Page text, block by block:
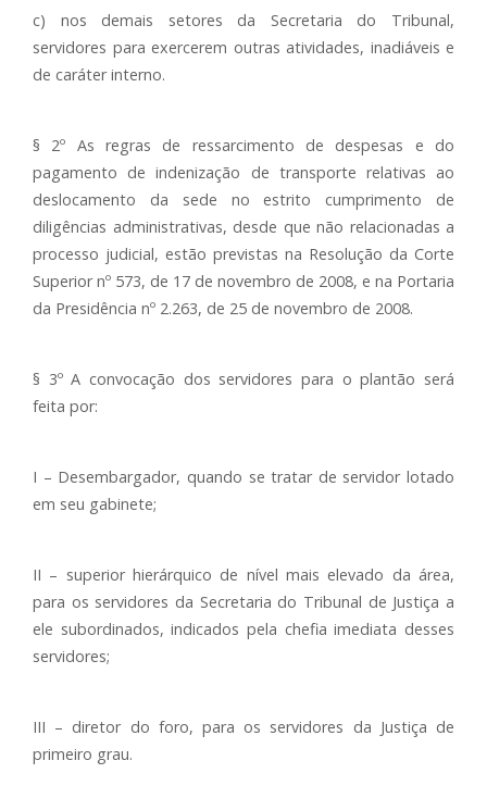
c) nos demais setores da Secretaria do Tribunal,
servidores para exercerem outras atividades, inadiáveis e
de caráter interno.
§ 2º As regras de ressarcimento de despesas e do
pagamento de indenização de transporte relativas ao
deslocamento da sede no estrito cumprimento de
diligências administrativas, desde que não relacionadas a
processo judicial, estão previstas na Resolução da Corte
Superior nº 573, de 17 de novembro de 2008, e na Portaria
da Presidência nº 2.263, de 25 de novembro de 2008.
§ 3º A convocação dos servidores para o plantão será
feita por:
I – Desembargador, quando se tratar de servidor lotado
em seu gabinete;
II – superior hierárquico de nível mais elevado da área,
para os servidores da Secretaria do Tribunal de Justiça a
ele subordinados, indicados pela chefia imediata desses
servidores;
III – diretor do foro, para os servidores da Justiça de
primeiro grau.